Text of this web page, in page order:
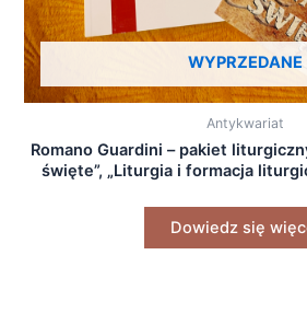
WYPRZEDANE
Antykwariat
Romano Guardini – pakiet
święte”, „Liturgia i formacja
Dowiedz się